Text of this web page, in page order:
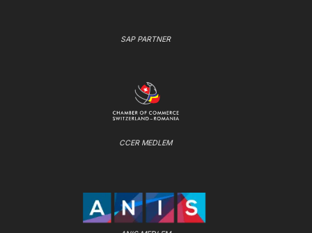
SAP PARTNER
CCER MEDLEM